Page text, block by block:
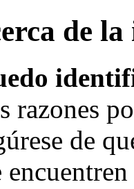
de
razones
de